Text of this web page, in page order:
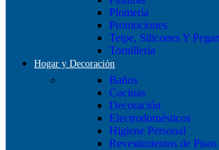
Plomería
Promociones
Teipe, Silicones Y
Tornillería
Hogar y Decoración
Baños
Cocinas
Decoración
Electrodomésticos
Higiene Personal
Revestimientos de